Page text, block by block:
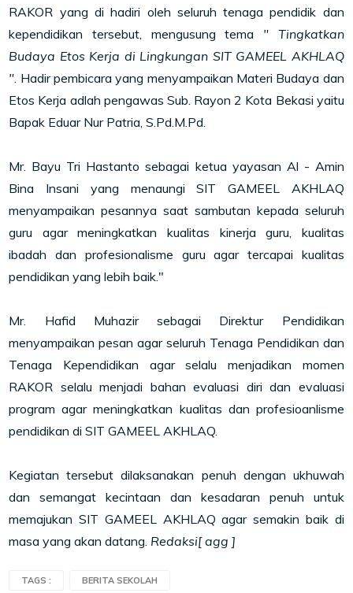
RAKOR yang di hadiri oleh seluruh tenaga pendidik dan
kependidikan tersebut, mengusung tema " Tingkatkan
Budaya Etos Kerja di Lingkungan SIT GAMEEL AKHLAQ
". Hadir pembicara yang menyampaikan Materi Budaya dan
Etos Kerja adlah pengawas Sub. Rayon 2 Kota Bekasi yaitu
Bapak Eduar Nur Patria, S.Pd.M.Pd.
Mr. Bayu Tri Hastanto sebagai ketua yayasan Al - Amin
Bina Insani yang menaungi SIT GAMEEL AKHLAQ
menyampaikan pesannya saat sambutan kepada seluruh
guru agar meningkatkan kualitas kinerja guru, kualitas
ibadah dan profesionalisme guru agar tercapai kualitas
pendidikan yang lebih baik."
Mr. Hafid Muhazir sebagai Direktur Pendidikan
menyampaikan pesan agar seluruh Tenaga Pendidikan dan
Tenaga Kependidikan agar selalu menjadikan momen
RAKOR selalu menjadi bahan evaluasi diri dan evaluasi
program agar meningkatkan kualitas dan profesioanlisme
pendidikan di SIT GAMEEL AKHLAQ.
Kegiatan tersebut dilaksanakan penuh dengan ukhuwah
dan semangat kecintaan dan kesadaran penuh untuk
memajukan SIT GAMEEL AKHLAQ agar semakin baik di
masa yang akan datang. Redaksi[ agg ]
TAGS : BERITA SEKOLAH